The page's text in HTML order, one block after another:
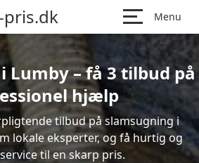
pris.dk Menu
Lumby – få 3 tilbud på
hjælp
tilbud på slamsugning i
lokale eksperter, og få hurtig og
til en skarp pris.